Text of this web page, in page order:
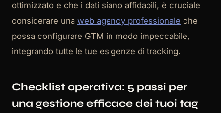
ottimizzato e che i dati siano affidabili, è cruciale
considerare una web agency professionale che
possa configurare GTM in modo impeccabile,
integrando tutte le tue esigenze di tracking.
Checklist operativa: 5 passi per
una gestione efficace dei tuoi tag